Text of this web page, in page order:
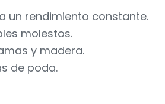
un rendimiento constante.
molestos.
y madera.
de poda.